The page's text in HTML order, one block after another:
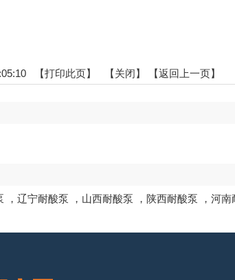
【打印此页】 【关闭】 【返回上一页】
， 辽宁耐酸泵 ， 山西耐酸泵 ， 陕西耐酸泵 ， 河南